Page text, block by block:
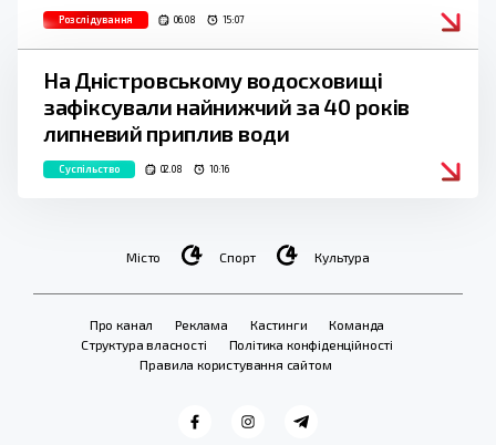
Розслідування 06.08 15:07
На Дністровському водосховищі
зафіксували найнижчий за 40 років
липневий приплив води
Суспільство 02.08 10:16
Місто Спорт Культура
Про канал Реклама Кастинги
Команда
Структура власності
Політика конфіденційності
Правила користування сайтом